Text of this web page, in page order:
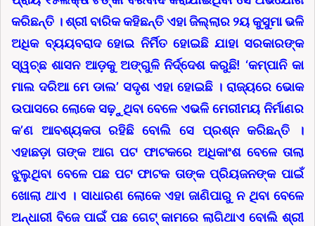
କରିଛନ୍ତି । ଶ୍ରୀ ବାରିକ କହିଛନ୍ତି ଏହା ଜିଲ୍ଲାର ୨ୟ କୁସୁମା ଭଳି
ଅଧିକ ବ୍ୟୟବରାଦ ହୋଇ ନିର୍ମିତ ହୋଇଛି ଯାହା ସରକାରଙ୍କ
ସ୍ୱଚ୍ଛ ଶାସନ ଆଡ଼କୁ ଅଙ୍ଗୁଳି ନିର୍ଦ୍ଦେଶ କରୁଛି! ‘କମ୍ପାନି କା
ମାଲ ଦରିଆ ମେ ଡାଲ’ ସଦୃଶ ଏହା ହୋଇଛି । ରାଜ୍ୟରେ ଭୋକ
ଉପାସରେ ଲୋକେ ସଢ଼ୁଥିବା ବେଳେ ଏଭଳି ମେରୀମୟ ନିର୍ମାଣର
କ’ଣ ଆବଶ୍ୟକତା ରହିଛି ବୋଲି ସେ ପ୍ରଶ୍ନ କରିଛନ୍ତି ।
ଏହାଛଡ଼ା ତାଙ୍କ ଆଗ ପଟ ଫାଟକରେ ଅଧିକାଂଶ ବେଳେ ତାଲା
ଝୁଲୁଥିବା ବେଳେ ପଛ ପଟ ଫାଟକ ତାଙ୍କ ପ୍ରିୟଜନଙ୍କ ପାଇଁ
ଖୋଲା ଥାଏ । ସାଧାରଣ ଲୋକେ ଏହା ଜାଣିପାରୁ ନ ଥିବା ବେଳେ
ଅନ୍ଧାରୀ ବିଜେ ପାଇଁ ପଛ ଗେଟ୍ କାମରେ ଲାଗିଥାଏ ବୋଲି ଶ୍ରୀ